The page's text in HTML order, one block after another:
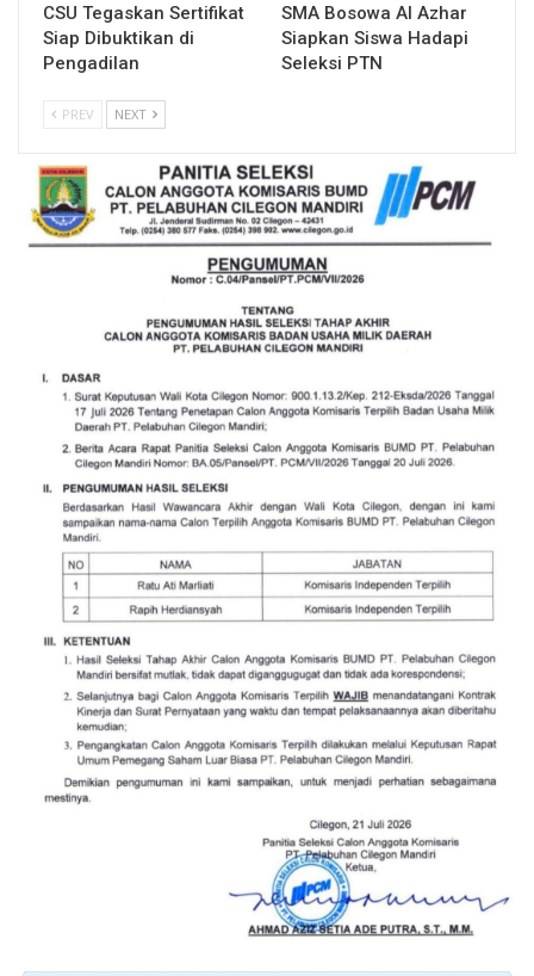
CSU Tegaskan Sertifikat
Siap Dibuktikan di
Pengadilan
SMA Bosowa Al Azhar
Siapkan Siswa Hadapi
Seleksi PTN
PREV NEXT